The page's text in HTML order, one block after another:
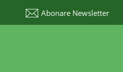
Abonare Newsletter